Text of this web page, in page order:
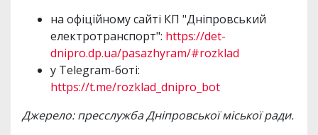
на офіційному сайті КП "Дніпровський
електротранспорт": https://det-
dnipro.dp.ua/pasazhyram/#rozklad
у Telegram-боті:
https://t.me/rozklad_dnipro_bot
Джерело: пресслужба Дніпровської міської ради.